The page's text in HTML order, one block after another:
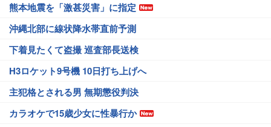
熊本地震を「激甚災害」に指定
沖縄北部に線状降水帯直前予測
下着見たくて盗撮 巡査部長送検
H3ロケット9号機 10日打ち上げへ
主犯格とされる男 無期懲役判決
カラオケで15歳少女に性暴行か